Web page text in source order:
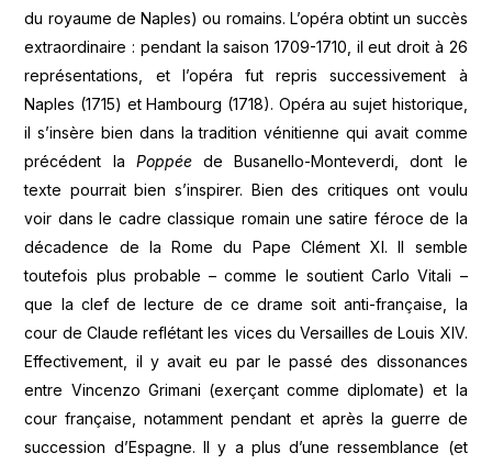
du royaume de Naples) ou romains. L’opéra obtint un succès
extraordinaire : pendant la saison 1709-1710, il eut droit à 26
représentations, et l’opéra fut repris successivement à
Naples (1715) et Hambourg (1718). Opéra au sujet historique,
il s’insère bien dans la tradition vénitienne qui avait comme
précédent la Poppéede Busanello-Monteverdi, dont le
texte pourrait bien s’inspirer. Bien des critiques ont voulu
voir dans le cadre classique romain une satire féroce de la
décadence de la Rome du Pape Clément XI. Il semble
toutefois plus probable – comme le soutient Carlo Vitali –
que la clef de lecture de ce drame soit anti-française, la
cour de Claude reflétant les vices du Versailles de Louis XIV.
Effectivement, il y avait eu par le passé des dissonances
entre Vincenzo Grimani (exerçant comme diplomate) et la
cour française, notamment pendant et après la guerre de
succession d’Espagne. Il y a plus d’une ressemblance (et